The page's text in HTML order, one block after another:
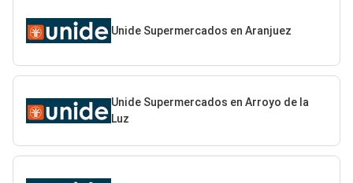
Unide Supermercados en Aranjuez
Unide Supermercados en Arroyo de la
Luz